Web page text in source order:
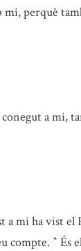
perquè
conegut a mi,
a mi ha vist el
compte. * És